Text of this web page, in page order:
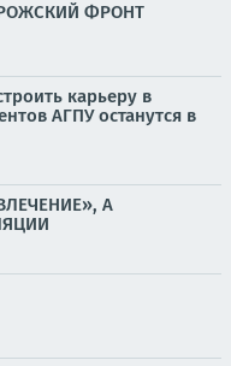
ФРОНТ
карьеру в
АГПУ останутся в
А